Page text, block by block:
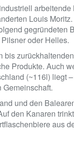
Louis
gegründeten
oder Helles.
bis
Produkte. Auch
(~116l) liegt
und den
den Kanaren
aus